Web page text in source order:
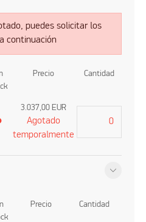
puedes solicitar los
continuación
Precio Cantidad
3.037,00 EUR
Agotado
temporalmente
Precio Cantidad